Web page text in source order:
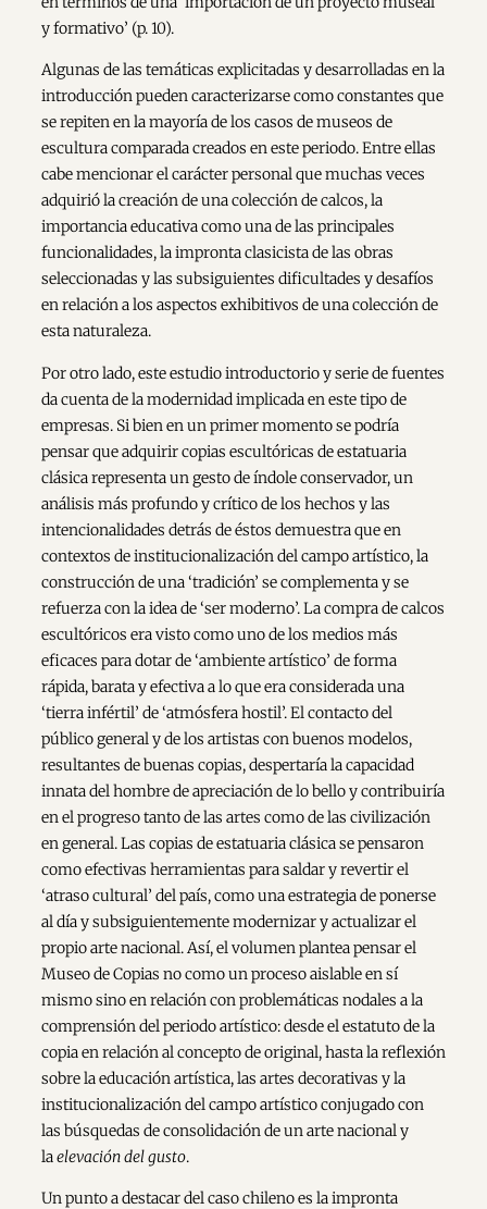
y formativo’ (p. 10).
Algunas de las temáticas explicitadas y desarrolladas en la
introducción pueden caracterizarse como constantes que
se repiten en la mayoría de los casos de museos de
escultura comparada creados en este periodo. Entre ellas
cabe mencionar el carácter personal que muchas veces
adquirió la creación de una colección de calcos, la
importancia educativa como una de las principales
funcionalidades, la impronta clasicista de las obras
seleccionadas y las subsiguientes dificultades y desafíos
en relación a los aspectos exhibitivos de una colección de
esta naturaleza.
Por otro lado, este estudio introductorio y serie de fuentes
da cuenta de la modernidad implicada en este tipo de
empresas. Si bien en un primer momento se podría
pensar que adquirir copias escultóricas de estatuaria
clásica representa un gesto de índole conservador, un
análisis más profundo y crítico de los hechos y las
intencionalidades detrás de éstos demuestra que en
contextos de institucionalización del campo artístico, la
construcción de una ‘tradición’ se complementa y se
refuerza con la idea de ‘ser moderno’. La compra de calcos
escultóricos era visto como uno de los medios más
eficaces para dotar de ‘ambiente artístico’ de forma
rápida, barata y efectiva a lo que era considerada una
‘tierra infértil’ de ‘atmósfera hostil’. El contacto del
público general y de los artistas con buenos modelos,
resultantes de buenas copias, despertaría la capacidad
innata del hombre de apreciación de lo bello y contribuiría
en el progreso tanto de las artes como de las civilización
en general. Las copias de estatuaria clásica se pensaron
como efectivas herramientas para saldar y revertir el
‘atraso cultural’ del país, como una estrategia de ponerse
al día y subsiguientemente modernizar y actualizar el
propio arte nacional. Así, el volumen plantea pensar el
Museo de Copias no como un proceso aislable en sí
mismo sino en relación con problemáticas nodales a la
comprensión del periodo artístico: desde el estatuto de la
copia en relación al concepto de original, hasta la reflexión
sobre la educación artística, las artes decorativas y la
institucionalización del campo artístico conjugado con
las búsquedas de consolidación de un arte nacional y
laelevación del gusto.
Un punto a destacar del caso chileno es la impronta